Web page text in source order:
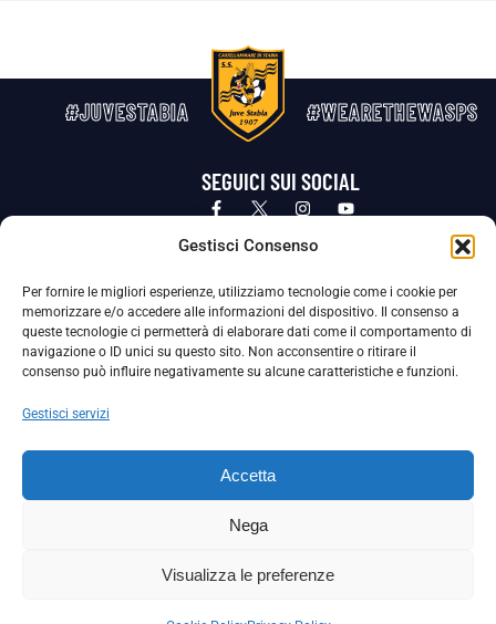
Gestisci Consenso
Per fornire le migliori esperienze, utilizziamo tecnologie come i cookie per
memorizzare e/o accedere alle informazioni del dispositivo. Il consenso a
queste tecnologie ci permetterà di elaborare dati come il comportamento di
navigazione o ID unici su questo sito. Non acconsentire o ritirare il
consenso può influire negativamente su alcune caratteristiche e funzioni.
Gestisci servizi
Accetta
Nega
Visualizza le preferenze
#JUVESTABIA #WEARETHEWASPS
SEGUICI SUI SOCIAL
Privacy Policy Cookie Policy
La Società ha nominato il Responsabile della Protezione dei Dati Personali (DPO), figura specializzata che vigila sulle modalità
adottate dalla nostra Società per tutelare i Suoi dati personali.
Per contattare il DPO può scrivere a
La Società ha inoltre adottato un proprio Codice Etico, consultabile al seguente link:
Scarica il Codice Etico